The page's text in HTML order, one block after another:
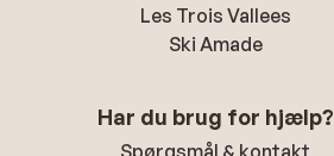
Les Trois Vallees
Ski Amade
Har du brug for hjælp?
Spørgsmål & kontakt